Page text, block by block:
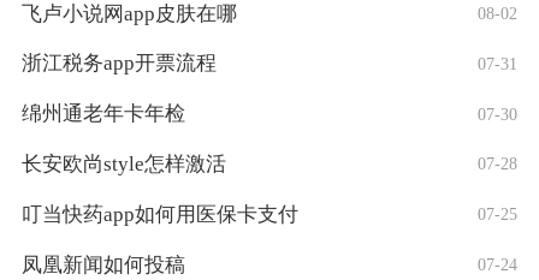
飞卢小说网app皮肤在哪 08-02
浙江税务app开票流程 07-31
绵州通老年卡年检 07-30
长安欧尚style怎样激活 07-28
叮当快药app如何用医保卡支付 07-25
凤凰新闻如何投稿 07-24